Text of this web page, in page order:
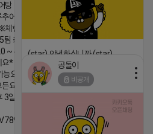
탕 맛집 10
어탕에서
체험메뉴※
팀 ※모집기
~ 4/26 사
요* ※체험단
능요일※ 모
든요일 12 ~
일 이내 ※
(star) 안녕하십니까 (star)
2026-04-18 17:12
공돌이
비공개